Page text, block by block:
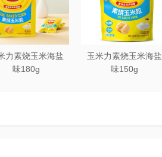
力素烧玉米海盐
味180g
玉米力素烧玉米海盐
味150g